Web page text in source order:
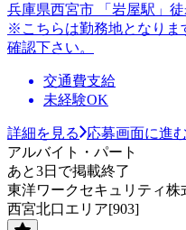
兵庫県西宮市 「岩屋駅」徒
※こちらは勤務地となりま
確認下さい。
交通費支給
未経験OK
詳細を見る
応募画面に進む
アルバイト・パート
あと3日で掲載終了
東洋ワークセキュリティ
西宮北口エリア[903]